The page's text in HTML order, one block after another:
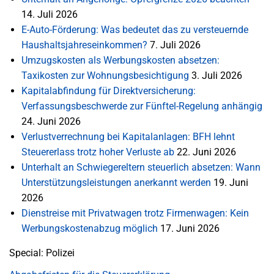
14. Juli 2026
E-Auto-Förderung: Was bedeutet das zu versteuernde
Haushaltsjahreseinkommen? 7. Juli 2026
Umzugskosten als Werbungskosten absetzen:
Taxikosten zur Wohnungsbesichtigung 3. Juli 2026
Kapitalabfindung für Direktversicherung:
Verfassungsbeschwerde zur Fünftel-Regelung anhängig
24. Juni 2026
Verlustverrechnung bei Kapitalanlagen: BFH lehnt
Steuererlass trotz hoher Verluste ab 22. Juni 2026
Unterhalt an Schwiegereltern steuerlich absetzen: Wann
Unterstützungsleistungen anerkannt werden 19. Juni
2026
Dienstreise mit Privatwagen trotz Firmenwagen: Kein
Werbungskostenabzug möglich 17. Juni 2026
Special: Polizei